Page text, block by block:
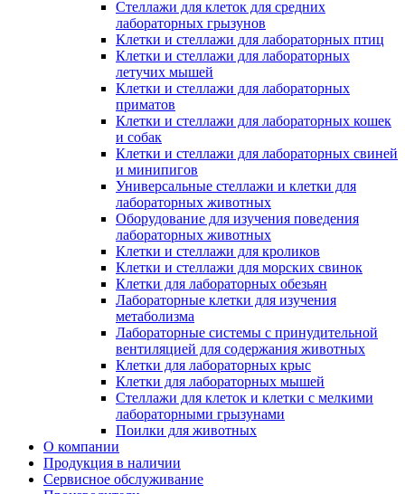
Стеллажи для клеток для средних
лабораторных грызунов
Клетки и стеллажи для лабораторных птиц
Клетки и стеллажи для лабораторных
летучих мышей
Клетки и стеллажи для лабораторных
приматов
Клетки и стеллажи для лабораторных кошек
и собак
Клетки и стеллажи для лабораторных свиней
и минипигов
Универсальные стеллажи и клетки для
лабораторных животных
Оборудование для изучения поведения
лабораторных животных
Клетки и стеллажи для кроликов
Клетки и стеллажи для морских свинок
Клетки для лабораторных обезьян
Лабораторные клетки для изучения
метаболизма
Лабораторные системы с принудительной
вентиляцией для содержания животных
Клетки для лабораторных крыс
Клетки для лабораторных мышей
Стеллажи для клеток и клетки с мелкими
лабораторными грызунами
Поилки для животных
О компании
Продукция в наличии
Сервисное обслуживание